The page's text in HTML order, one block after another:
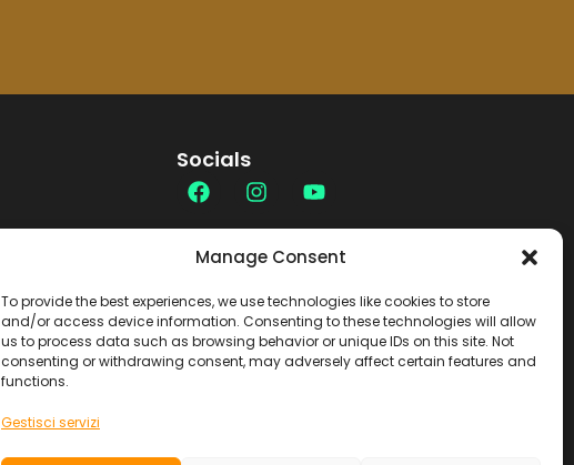
Manage Consent
To provide the best experiences, we use technologies like cookies to store
and/or access device information. Consenting to these technologies will allow
us to process data such as browsing behavior or unique IDs on this site. Not
consenting or withdrawing consent, may adversely affect certain features and
functions.
Gestisci servizi
Socials
Contatti